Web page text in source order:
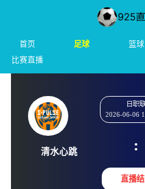
首页 足球 篮球
比赛直播